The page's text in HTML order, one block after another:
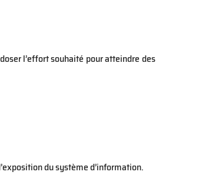
l’effort souhaité pour atteindre des
du système d’information.